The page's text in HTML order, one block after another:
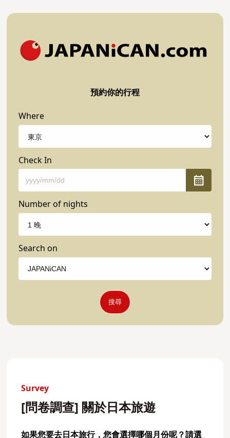
預約你的行程
Where
Check In
Number of nights
Search on
搜尋
Survey
[問卷調查] 關於日本旅遊
如果您要去日本旅行，您會選擇哪個月份呢？請選